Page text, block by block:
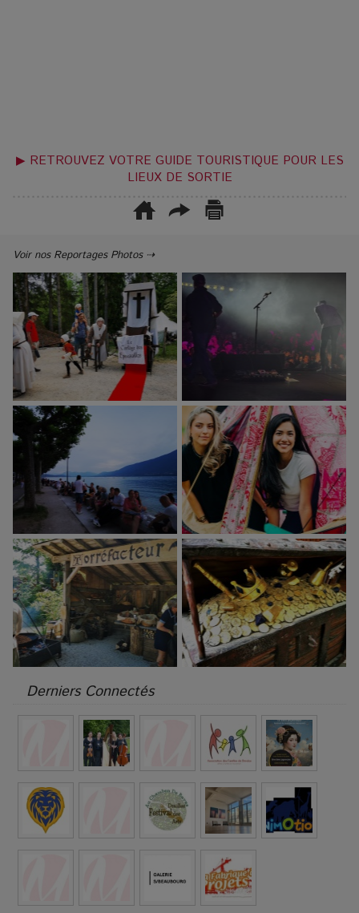
▶ RETROUVEZ VOTRE GUIDE TOURISTIQUE POUR LES
LIEUX DE SORTIE
Voir nos Reportages Photos ⇢
Derniers Connectés